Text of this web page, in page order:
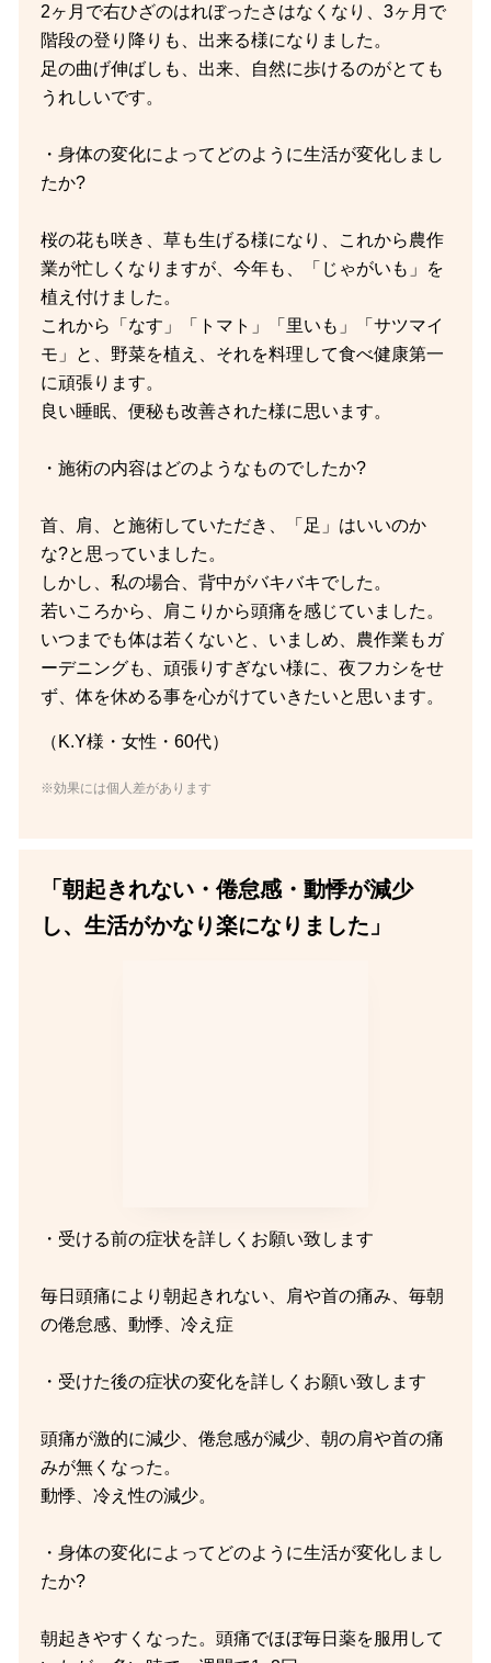
2ヶ月で右ひざのはれぼったさはなくなり、3ヶ月で
階段の登り降りも、出来る様になりました。
足の曲げ伸ばしも、出来、自然に歩けるのがとても
うれしいです。
・身体の変化によってどのように生活が変化しまし
たか?
桜の花も咲き、草も生げる様になり、これから農作
業が忙しくなりますが、今年も、「じゃがいも」を
植え付けました。
これから「なす」「トマト」「里いも」「サツマイ
モ」と、野菜を植え、それを料理して食べ健康第一
に頑張ります。
良い睡眠、便秘も改善された様に思います。
・施術の内容はどのようなものでしたか?
首、肩、と施術していただき、「足」はいいのか
な?と思っていました。
しかし、私の場合、背中がバキバキでした。
若いころから、肩こりから頭痛を感じていました。
いつまでも体は若くないと、いましめ、農作業もガ
ーデニングも、頑張りすぎない様に、夜フカシをせ
ず、体を休める事を心がけていきたいと思います。
（K.Y様・女性・60代）
※効果には個人差があります
「朝起きれない・倦怠感・動悸が減少
し、生活がかなり楽になりました」
・受ける前の症状を詳しくお願い致します
毎日頭痛により朝起きれない、肩や首の痛み、毎朝
の倦怠感、動悸、冷え症
・受けた後の症状の変化を詳しくお願い致します
頭痛が激的に減少、倦怠感が減少、朝の肩や首の痛
みが無くなった。
動悸、冷え性の減少。
・身体の変化によってどのように生活が変化しまし
たか?
朝起きやすくなった。頭痛でほぼ毎日薬を服用して